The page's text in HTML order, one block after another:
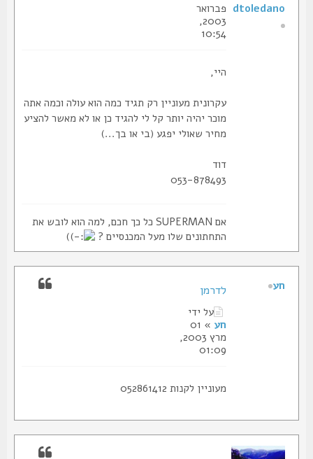
פברואר
2003,
10:54
עקרונית מעוניין רק תגיד כמה הוא עולה וכמה אתה
מוכר יהיה יותר קל לי להגיד כן או לא מאשר להציע
מחיר שאולי יפגע (בי או בך...)
053-878493
אם SUPERMAN כל כך חכם, למה הוא לובש את
התחתונים שלו מעל המכנסיים ?
)
dtoledano
לדרמן
על ידי
» 01
מרץ 2003,
01:09
מעוניין לקנות 052861412